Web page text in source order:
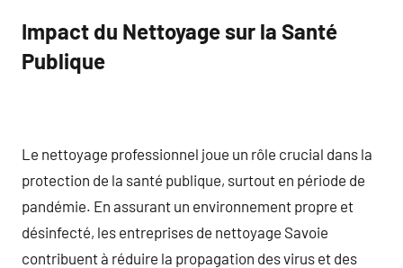
Impact du Nettoyage sur la Santé
Publique
Le nettoyage professionnel joue un rôle crucial dans la
protection de la santé publique, surtout en période de
pandémie. En assurant un environnement propre et
désinfecté, les entreprises de nettoyage Savoie
contribuent à réduire la propagation des virus et des